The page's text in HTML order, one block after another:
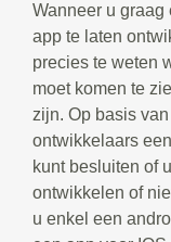
Wanneer u graag
app te laten
precies te weten
moet komen te
zijn. Op basis
ontwikkelaars
kunt besluiten of
ontwikkelen of
u enkel een